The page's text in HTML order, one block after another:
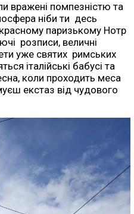
вражені помпезністю та
ніби ти десь
паризькому Нотр
розписи, величні
уже святих римських
італійські бабусі та
коли проходить меса
екстаз від чудового